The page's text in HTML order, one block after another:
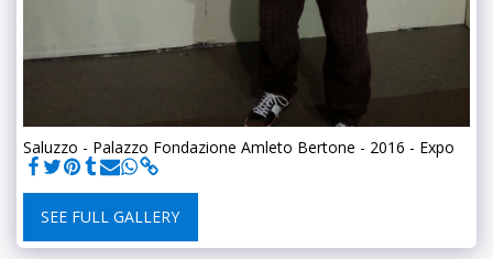
Saluzzo - Palazzo Fondazione Amleto Bertone - 2016 - Expo
SEE FULL GALLERY